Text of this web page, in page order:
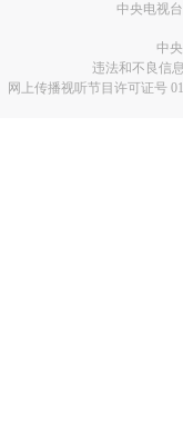
中央电视
中
违法和不良信
网上传播视听节目许可证号